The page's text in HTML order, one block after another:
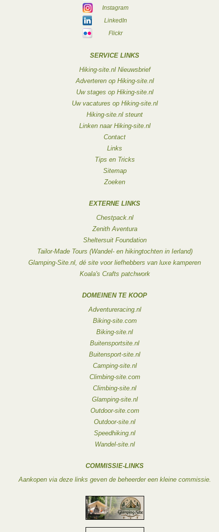
Instagram
LinkedIn
Flickr
SERVICE LINKS
Hiking-site.nl Nieuwsbrief
Adverteren op Hiking-site.nl
Uw stages op Hiking-site.nl
Uw vacatures op Hiking-site.nl
Hiking-site.nl steunt
Linken naar Hiking-site.nl
Contact
Links
Tips en Tricks
Sitemap
Zoeken
EXTERNE LINKS
Chestpack.nl
Zenith Aventura
Sheltersuit Foundation
Tailor-Made Tours (Wandel- en hikingtochten in Ierland)
Glamping-Site.nl, dé site voor liefhebbers van luxe kamperen
Koala's Crafts patchwork
DOMEINEN TE KOOP
Adventureracing.nl
Biking-site.com
Biking-site.nl
Buitensportsite.nl
Buitensport-site.nl
Camping-site.nl
Climbing-site.com
Climbing-site.nl
Glamping-site.nl
Outdoor-site.com
Outdoor-site.nl
Speedhiking.nl
Wandel-site.nl
COMMISSIE-LINKS
Aankopen via deze links geven de beheerder een kleine commissie.